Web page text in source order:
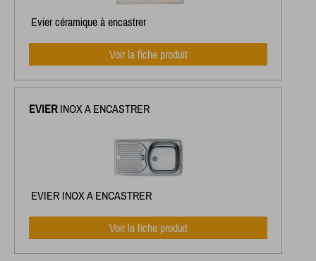
Evier céramique à encastrer
Voir la fiche produit
EVIERINOX A ENCASTRER
EVIER INOX A ENCASTRER
Voir la fiche produit